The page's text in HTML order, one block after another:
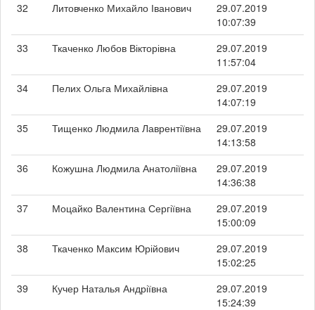
32
Литовченко Михайло Іванович
29.07.2019
10:07:39
33
Ткаченко Любов Вікторівна
29.07.2019
11:57:04
34
Пелих Ольга Михайлівна
29.07.2019
14:07:19
35
Тищенко Людмила Лаврентіївна
29.07.2019
14:13:58
36
Кожушна Людмила Анатоліївна
29.07.2019
14:36:38
37
Моцайко Валентина Сергіївна
29.07.2019
15:00:09
38
Ткаченко Максим Юрійович
29.07.2019
15:02:25
39
Кучер Наталья Андріївна
29.07.2019
15:24:39